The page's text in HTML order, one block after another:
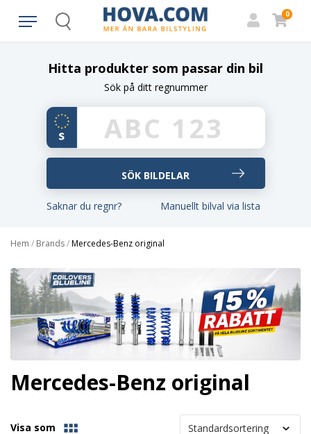
Search
0
Hitta produkter som passar din bil
Sök på ditt regnummer
Saknar du regnr? Manuellt bilval via lista
Hem / Brands/Mercedes-Benz original
Mercedes-Benz original
Visa som